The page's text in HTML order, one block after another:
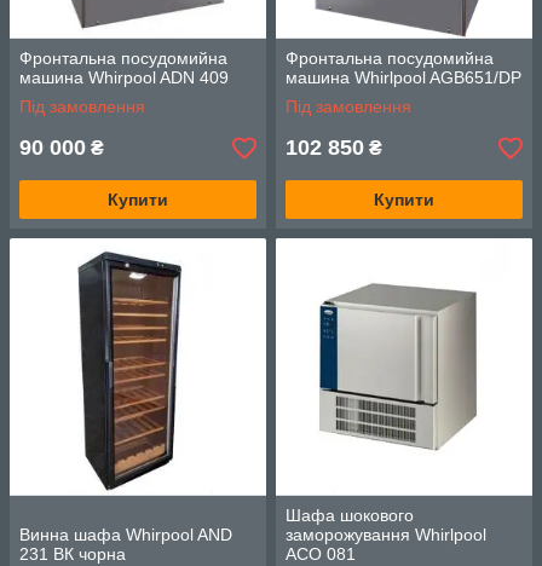
Фронтальна посудомийна
машина Whirpool ADN 409
Під замовлення
90 000 ₴
Купити
Фронтальна посудомийна
машина Whirlpool AGB651/DP
Під замовлення
102 850 ₴
Купити
Винна шафа Whirpool AND
231 ВК чорна
Шафа шокового
заморожування Whirlpool
ACO 081